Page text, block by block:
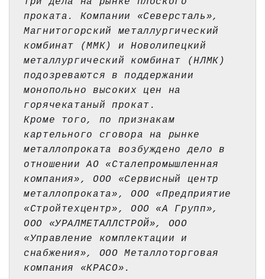
проката. Компании «Северсталь»,
Магнитогорский металлургический
комбинат (ММК) и Новолипецкий
металлургический комбинат (НЛМК)
подозреваются в поддержании
монопольно высоких цен на
горячекатаный прокат.
Кроме того, по признакам
картельного сговора на рынке
металлопроката возбуждено дело в
отношении АО «Сталепромышленная
компания», ООО «Сервисный центр
металлопроката», ООО «Предприятие
«Стройтехцентр», ООО «А Групп»,
ООО «УРАЛМЕТАЛЛСТРОЙ», ООО
«Управление комплектации и
снабжения», ООО Металлоторговая
компания «КРАСО».